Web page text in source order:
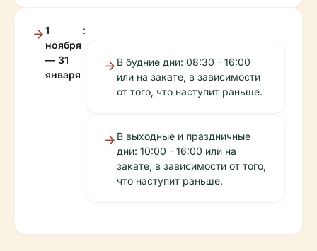
1
ноября
— 31
января
:
В будние дни: 08:30 - 16:00
или на закате, в зависимости
от того, что наступит раньше.
В выходные и праздничные
дни: 10:00 - 16:00 или на
закате, в зависимости от того,
что наступит раньше.